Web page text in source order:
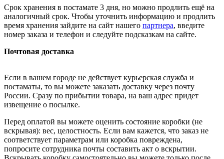
Срок хранения в постамате 3 дня, но можно продлить ещё на
аналогичный срок. Чтобы уточнить информацию и продлить
время хранения зайдите на сайт нашего партнера, введите
номер заказа и телефон и следуйте подсказкам на сайте.
Почтовая доставка
Если в вашем городе не действует курьерская служба и
постаматы, то вы можете заказать доставку через почту
России. Сразу по прибытии товара, на ваш адрес придет
извещение о посылке.
Перед оплатой вы можете оценить состояние коробки (не
вскрывая): вес, целостность. Если вам кажется, что заказ не
соответствует параметрам или коробка повреждена,
попросите сотрудника почты составить акт о вскрытии.